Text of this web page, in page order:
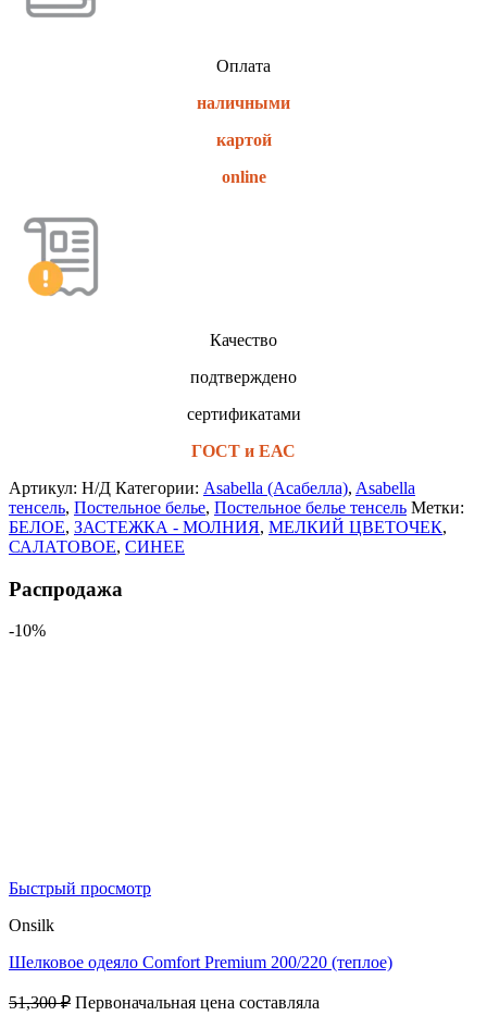
Оплата
наличными
картой
online
Качество
подтверждено
сертификатами
ГОСТ и ЕАС
Артикул: Н/Д Категории: Asabella (Асабелла), Asabella
тенсель, Постельное белье, Постельное белье тенсель Метки:
БЕЛОЕ, ЗАСТЕЖКА - МОЛНИЯ, МЕЛКИЙ ЦВЕТОЧЕК,
САЛАТОВОЕ, СИНЕЕ
Распродажа
-10%
Быстрый просмотр
Onsilk
Шелковое одеяло Comfort Premium 200/220 (теплое)
51,300₽ Первоначальная цена составляла